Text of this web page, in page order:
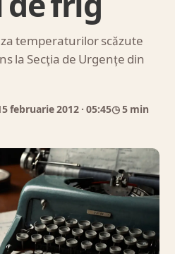
temperaturilor scăzute
la Secţia de Urgenţe din
februarie 2012 · 05:45◷ 5 min